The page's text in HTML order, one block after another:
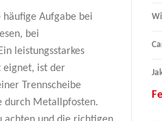
Aufgabe bei
bei
leistungsstarkes
eignet, ist der
Trennscheibe
durch Metallpfosten.